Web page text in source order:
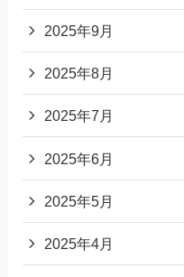
2025年9月
2025年8月
2025年7月
2025年6月
2025年5月
2025年4月